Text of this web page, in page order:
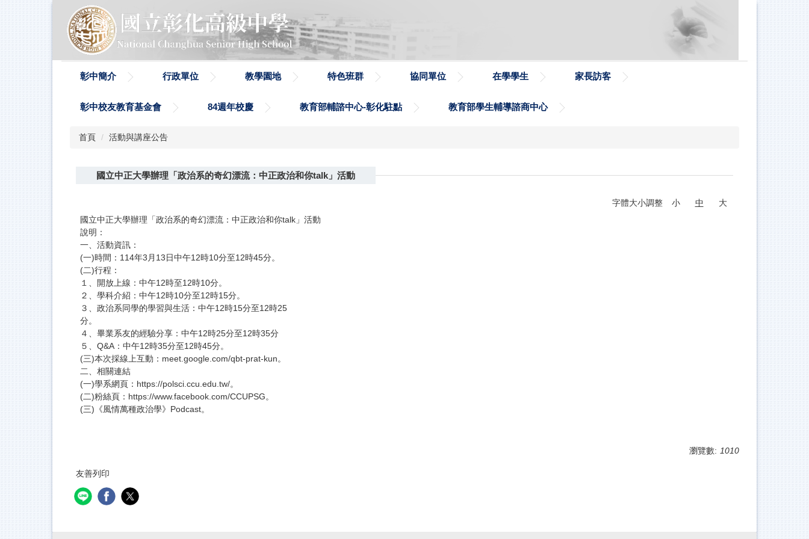
彰中簡介 行政單位 教學園地 特色班群 協同單位 在學學生 家長訪客
彰中校友教育基金會 84週年校慶 教育部輔諮中心-彰化駐點 教育部學生輔導諮商中心
首頁 活動與講座公告
國立中正大學辦理「政治系的奇幻漂流：中正政治和你talk」活動
字體大小調整 小 中
大
國立中正大學辦理「政治系的奇幻漂流：中正政治和你talk」活動
說明：
一、活動資訊：
(一)時間：114年3月13日中午12時10分至12時45分。
(二)行程：
１、開放上線：中午12時至12時10分。
２、學科介紹：中午12時10分至12時15分。
３、政治系同學的學習與生活：中午12時15分至12時25
分。
４、畢業系友的經驗分享：中午12時25分至12時35分
５、Q&A：中午12時35分至12時45分。
(三)本次採線上互動：meet.google.com/qbt-prat-kun。
二、相關連結
(一)學系網頁：https://polsci.ccu.edu.tw/。
(二)粉絲頁：https://www.facebook.com/CCUPSG。
(三)《風情萬種政治學》Podcast。
瀏覽數: 1010
友善列印